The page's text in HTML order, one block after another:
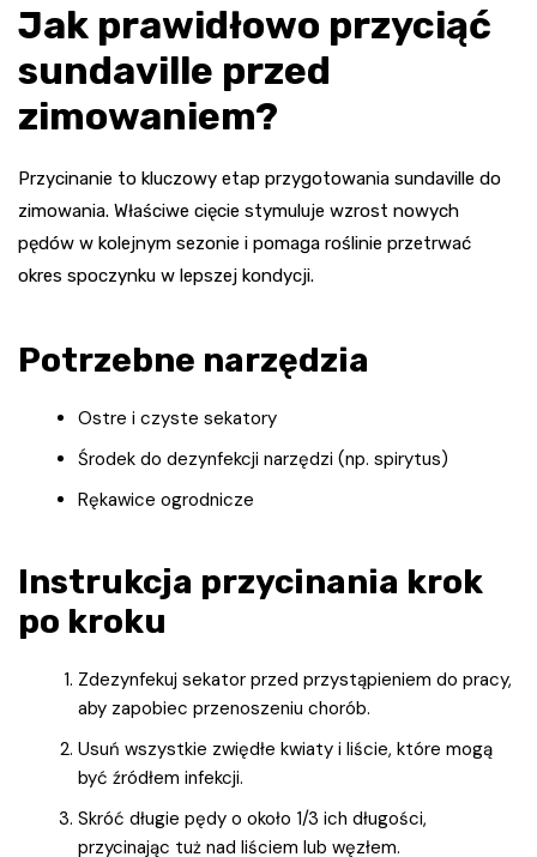
Jak prawidłowo przyciąć
sundaville przed
zimowaniem?
Przycinanie to kluczowy etap przygotowania sundaville do
zimowania. Właściwe cięcie stymuluje wzrost nowych
pędów w kolejnym sezonie i pomaga roślinie przetrwać
okres spoczynku w lepszej kondycji.
Potrzebne narzędzia
Ostre i czyste sekatory
Środek do dezynfekcji narzędzi (np. spirytus)
Rękawice ogrodnicze
Instrukcja przycinania krok
po kroku
Zdezynfekuj sekator przed przystąpieniem do pracy,
aby zapobiec przenoszeniu chorób.
Usuń wszystkie zwiędłe kwiaty i liście, które mogą
być źródłem infekcji.
Skróć długie pędy o około 1/3 ich długości,
przycinając tuż nad liściem lub węzłem.